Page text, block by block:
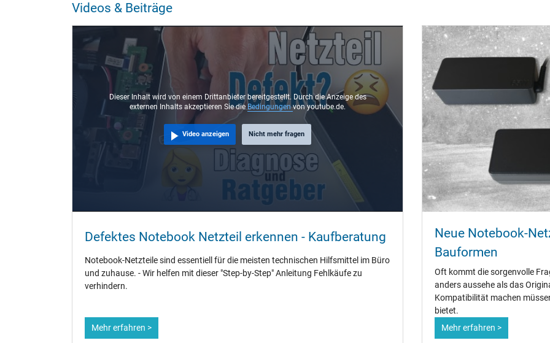
Steckerlänge (mm)
11,0 mm
Steckerdurchmesser außen / innen
5,5 mm / 2,5 mm
Stift im Stecker
Nein
Länge Anschlusskabel (m) (ca.)
2.25 m
Länge / Breite / Höhe 75 mm / 28 mm / 75 mm
Ja
CE
EAC
IRAM
PSE
SEC
Singapore Safety Mark
TÜV Argentina Certificado
TÜV Geprüfte Sicherheit
Videos & Beiträge
Dieser Inhalt wird von einem Drittanbieter bereitgestellt. Durch die Anzeige des
externen Inhalts akzeptieren Sie dieBedingungenvon youtube.de.
Video anzeigen Nicht mehr fragen
Defektes Notebook Netzteil erkennen - Kaufberatung
Notebook-Netzteile sind essentiell für die meisten technischen Hilfsmittel im Büro
und zuhause. - Wir helfen mit dieser "Step-by-Step" Anleitung Fehlkäufe zu
verhindern.
Mehr erfahren >
Neue Notebook-
Bauformen
Oft kommt die sorgenvolle
anders aussehe als das
Kompatibilität machen
bietet.
Mehr erfahren >